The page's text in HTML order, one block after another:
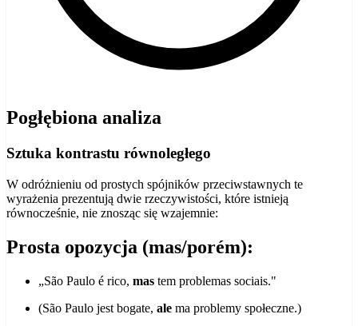
Pogłębiona analiza
Sztuka kontrastu równoległego
W odróżnieniu od prostych spójników przeciwstawnych te
wyrażenia prezentują dwie rzeczywistości, które istnieją
równocześnie, nie znosząc się wzajemnie:
Prosta opozycja (mas/porém):
„São Paulo é rico, mas tem problemas sociais."
(São Paulo jest bogate, ale ma problemy społeczne.)